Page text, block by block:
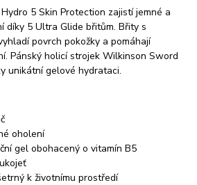
5 Skin Protection zajistí jemné a
díky 5 Ultra Glide břitům. Břity s
povrch pokožky a pomáhají
Pánský holicí strojek Wilkinson Sword
unikátní gelové hydrataci.
oholení
gel obohacený o vitamín B5
k životnímu prostředí